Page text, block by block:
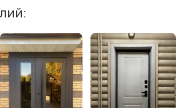
т.ч. магнитный (дополнительная опция)